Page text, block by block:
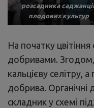
розсадника
плодових культур
На початку
добривами.
кальцієву селітру,
добрива.
складник у схемі